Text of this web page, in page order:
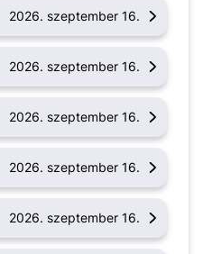
2026. szeptember 16.
2026. szeptember 16.
2026. szeptember 16.
2026. szeptember 16.
2026. szeptember 16.